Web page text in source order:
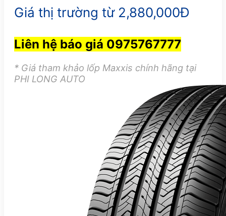
Giá thị trường từ 2,880,000Đ
Liên hệ báo giá 0975767777
* Giá tham khảo lốp Maxxis chính hãng tại
PHI LONG AUTO